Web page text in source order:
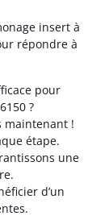
insert à
répondre à
pour
?
maintenant !
étape.
une
d’un